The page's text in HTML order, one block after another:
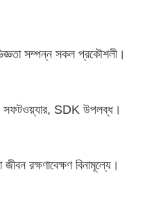
সম্পন্ন সকল প্রকৌশলী।
সফটওয়্যার, SDK উপলব্ধ।
জীবন রক্ষণাবেক্ষণ বিনামূল্যে।